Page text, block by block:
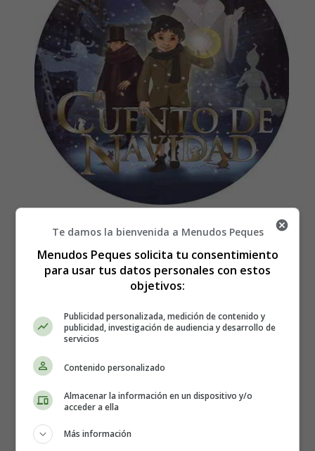
Scrooge Odia la Navidad
- Cuentos infantiles para
Navidad en vídeo
Cuento de Navidad parte 1
Te damos la bienvenida a Menudos Peques
Menudos Peques solicita tu consentimiento
para usar tus datos personales con estos
objetivos:
Publicidad personalizada, medición de contenido y
publicidad, investigación de audiencia y desarrollo de
servicios
Contenido personalizado
Almacenar la información en un dispositivo y/o
acceder a ella
Más información